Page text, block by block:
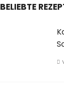
BELIEBTE